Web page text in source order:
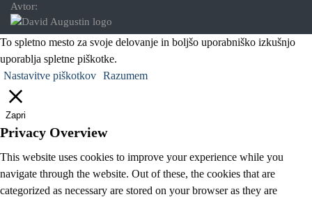
Avtor:
To spletno mesto za svoje delovanje in boljšo uporabniško izkušnjo
uporablja spletne piškotke.
Nastavitve piškotkov Razumem
Zapri
Privacy Overview
This website uses cookies to improve your experience while you
navigate through the website. Out of these, the cookies that are
categorized as necessary are stored on your browser as they are